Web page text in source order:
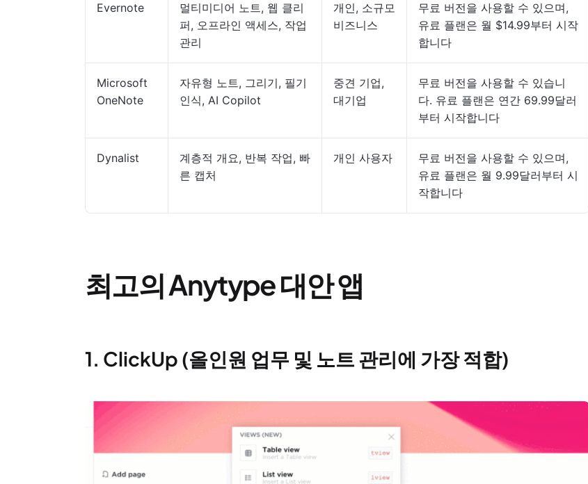
Evernote
멀티미디어 노트, 웹 클리
퍼, 오프라인 액세스, 작업
관리
개인, 소규모
비즈니스
무료 버전을 사용할 수 있으며,
유료 플랜은 월 $14.99부터 시작
합니다
Microsoft
OneNote
자유형 노트, 그리기, 필기
인식, AI Copilot
중견 기업,
대기업
무료 버전을 사용할 수 있습니
다. 유료 플랜은 연간 69.99달러
부터 시작합니다
Dynalist
계층적 개요, 반복 작업, 빠
른 캡처
개인 사용자
무료 버전을 사용할 수 있으며,
유료 플랜은 월 9.99달러부터 시
작합니다
최고의 Anytype 대안 앱
1. ClickUp (올인원 업무 및 노트 관리에 가장 적합)